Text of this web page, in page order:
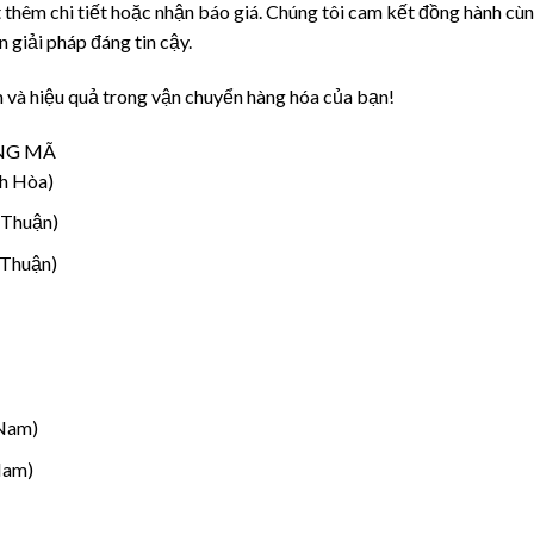
chi tiết hoặc nhận báo giá. Chúng tôi cam kết đồng hành
giải pháp đáng tin cậy.
hiệu quả trong vận chuyển hàng hóa của bạn!
MÃ
Hòa)